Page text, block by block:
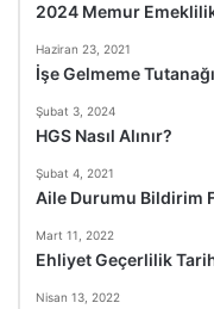
2024 Memur
Haziran 23, 2021
İşe Gelmeme Tutanağı
Şubat 3, 2024
HGS Nasıl Alınır?
Şubat 4, 2021
Aile Durumu Bildirim
Mart 11, 2022
Ehliyet Geçerlilik
Nisan 13, 2022